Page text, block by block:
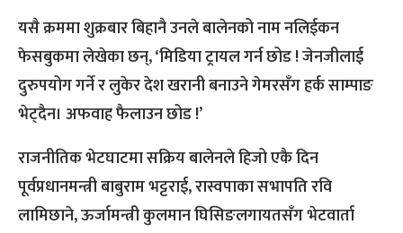
यसै क्रममा शुक्रबार बिहानै उनले बालेनको नाम नलिईकन
फेसबुकमा लेखेका छन्, ‘मिडिया ट्रायल गर्न छोड ! जेनजीलाई
दुरुपयोग गर्ने र लुकेर देश खरानी बनाउने गेमरसँग हर्क साम्पाङ
भेट्दैन। अफवाह फैलाउन छोड !’
राजनीतिक भेटघाटमा सक्रिय बालेनले हिजो एकै दिन
पूर्वप्रधानमन्त्री बाबुराम भट्टराई, रास्वपाका सभापति रवि
लामिछाने, ऊर्जामन्त्री कुलमान घिसिङलगायतसँग भेटवार्ता